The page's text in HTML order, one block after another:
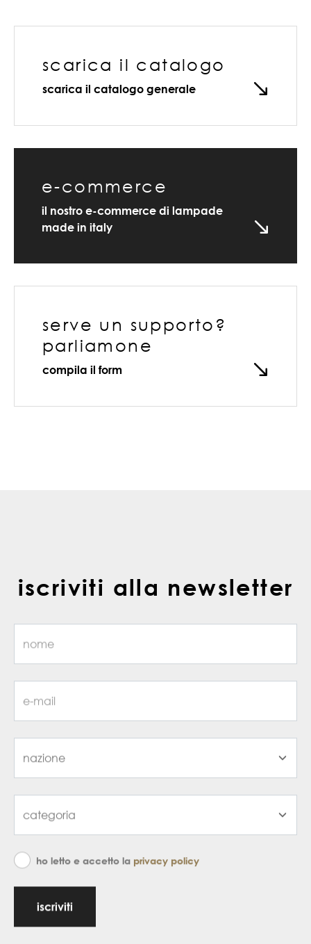
scarica il catalogo
scarica il catalogo generale
e-commerce
il nostro e-commerce di lampade
made in italy
serve un supporto?
parliamone
compila il form
iscriviti alla newsletter
ho letto e accetto la privacy policy
iscriviti